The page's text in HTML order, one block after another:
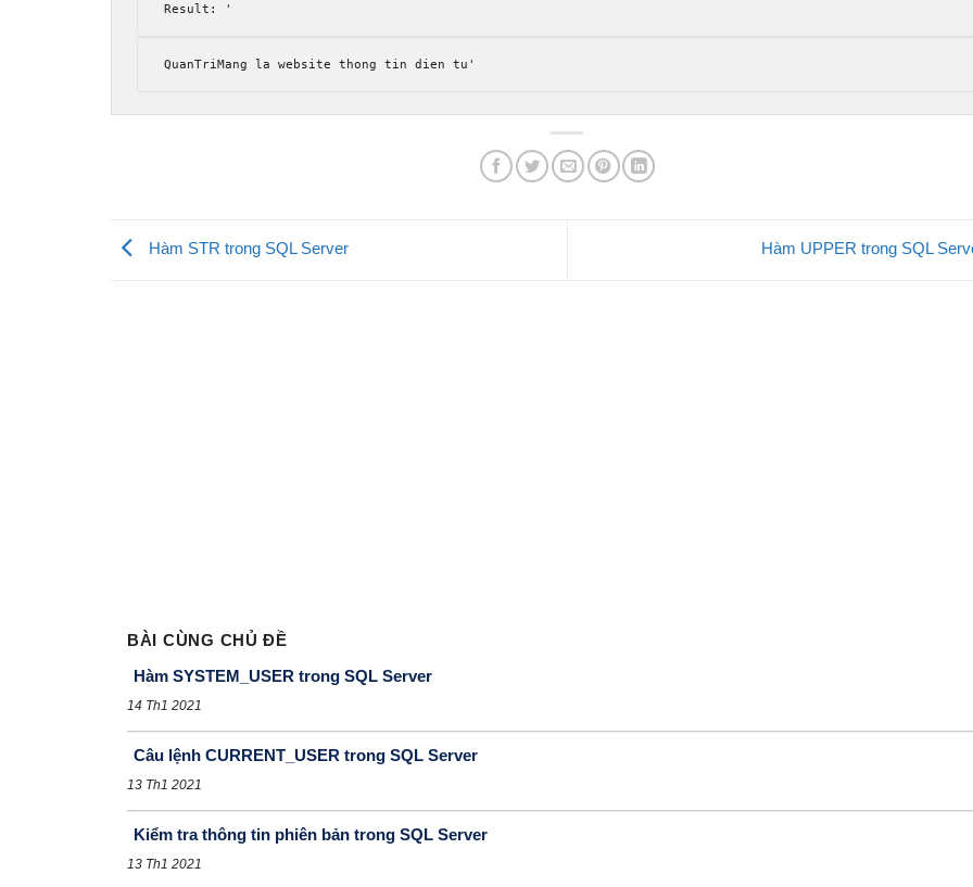
Result : '
QuanTriMang la website thong tin dien tu'
Hàm STR trong SQL Server Hàm UPPER trong SQL
BÀI CÙNG CHỦ ĐỀ
Hàm SYSTEM_USER trong SQL Server
14 Th1 2021
Câu lệnh CURRENT_USER trong SQL Server
13 Th1 2021
Kiểm tra thông tin phiên bản trong SQL Server
13 Th1 2021